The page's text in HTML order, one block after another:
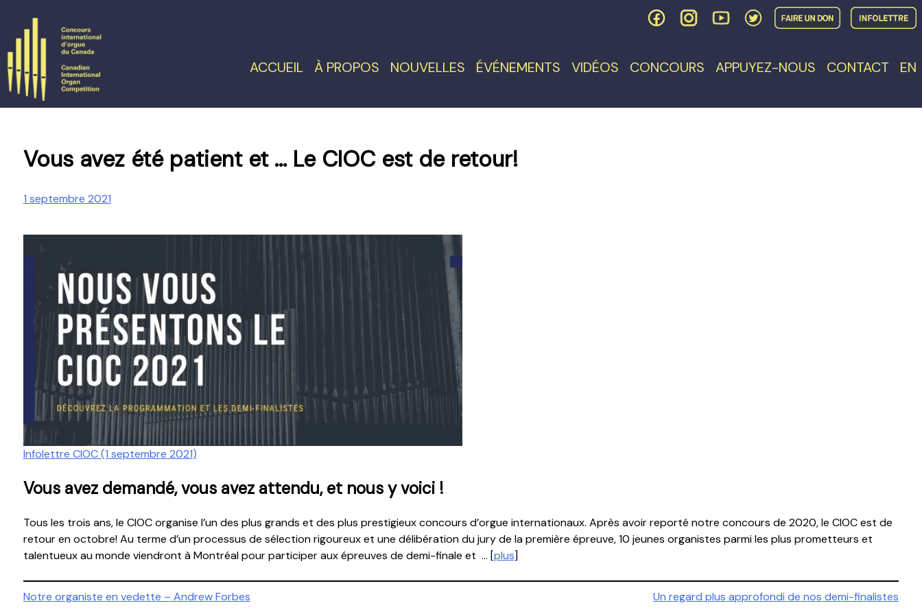
content
ACCUEIL À PROPOS NOUVELLES ÉVÉNEMENTS VIDÉOS CONCOURS APPUYEZ-NOUS CONTACT EN
Vous avez été patient et … Le CIOC est de retour!
1 septembre 2021
Infolettre CIOC (1 septembre 2021)
Vous avez demandé, vous avez attendu, et nous y voici !
Tous les trois ans, le CIOC organise l’un des plus grands et des plus prestigieux concours d’orgue internationaux. Après avoir reporté notre concours de 2020, le CIOC est de
retour en octobre! Au terme d’un processus de sélection rigoureux et une délibération du jury de la première épreuve, 10 jeunes organistes parmi les plus prometteurs et
talentueux au monde viendront à Montréal pour participer aux épreuves de demi-finale et … [plus]
Navigation
Notre organiste en vedette – Andrew Forbes Un regard plus approfondi de nos demi-finalistes